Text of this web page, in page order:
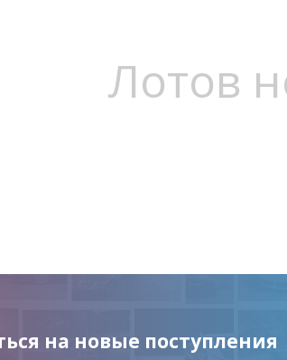
Лотов
на новые поступления